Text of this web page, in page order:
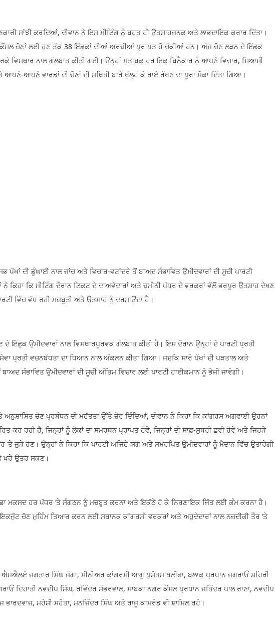
ਸਾਂਝੀ ਕਰਦਿਆਂ, ਦੀਵਾਨ ਨੇ ਇਸ ਮੀਟਿੰਗ ਨੂੰ ਬਹੁਤ ਹੀ ਉਤਸ਼ਾਹਜਨਕ ਅਤੇ ਲਾਭਦਾਇਕ ਕਰਾਰ ਦਿੱਤਾ।
ਕੌਂਸਲ ਚੋਣਾਂ ਲਈ ਹੁਣ ਤੱਕ 38 ਇੱਛੁਕਾਂ ਦੀਆਂ ਅਰਜ਼ੀਆਂ ਪ੍ਰਾਪਤ ਹੋ ਚੁੱਕੀਆਂ ਹਨ। ਅੱਜ ਚੋਣ ਲੜਨ ਦੇ ਇੱਛੁਕ
ਵਿਸਥਾਰ ਨਾਲ ਗੱਲਬਾਤ ਕੀਤੀ ਗਈ। ਉਨ੍ਹਾਂ ਮੁਤਾਬਕ ਹਰ ਇਕ ਬਿਨੈਕਾਰ ਨੂੰ ਆਪਣੇ ਵਿਚਾਰ, ਸਿਆਸੀ
ਆਪਣੇ ਵਾਰਡਾਂ ਦੀ ਚੋਣਾਂ ਦੀ ਸਥਿਤੀ ਬਾਰੇ ਖੁੱਲ੍ਹ ਕੇ ਰਾਏ ਰੱਖਣ ਦਾ ਪੂਰਾ ਮੌਕਾ ਦਿੱਤਾ ਗਿਆ।
ਪੱਖਾਂ ਦੀ ਡੂੰਘਾਈ ਨਾਲ ਜਾਂਚ ਅਤੇ ਵਿਚਾਰ-ਵਟਾਂਦਰੇ ਤੋਂ ਬਾਅਦ ਸੰਭਾਵਿਤ ਉਮੀਦਵਾਰਾਂ ਦੀ ਸੂਚੀ ਪਾਰਟੀ
ਨੇ ਕਿਹਾ ਕਿ ਮੀਟਿੰਗ ਦੌਰਾਨ ਟਿਕਟ ਦੇ ਦਾਅਵੇਦਾਰਾਂ ਅਤੇ ਜ਼ਮੀਨੀ ਪੱਧਰ ਦੇ ਵਰਕਰਾਂ ਵੱਲੋਂ ਭਰਪੂਰ ਉਤਸ਼ਾਹ ਦੇਖਣ
ਵਿੱਚ ਵੱਧ ਰਹੀ ਮਜ਼ਬੂਤੀ ਅਤੇ ਉਤਸਾਹ ਨੂੰ ਦਰਸਾਉਂਦਾ ਹੈ।
ਦੇ ਇੱਛੁਕ ਉਮੀਦਵਾਰਾਂ ਨਾਲ ਵਿਸਥਾਰਪੂਰਵਕ ਗੱਲਬਾਤ ਕੀਤੀ ਹੈ। ਇਸ ਦੌਰਾਨ ਉਨ੍ਹਾਂ ਦੇ ਪਾਰਟੀ ਪ੍ਰਤੀ
ਪ੍ਰਤੀ ਵਚਨਬੱਧਤਾ ਦਾ ਧਿਆਨ ਨਾਲ ਅੰਕਲਨ ਕੀਤਾ ਗਿਆ। ਜਦਕਿ ਸਾਰੇ ਪੱਖਾਂ ਦੀ ਪੜਤਾਲ ਅਤੇ
ਸੰਭਾਵਿਤ ਉਮੀਦਵਾਰਾਂ ਦੀ ਸੂਚੀ ਅੰਤਿਮ ਵਿਚਾਰ ਲਈ ਪਾਰਟੀ ਹਾਈਕਮਾਨ ਨੂੰ ਭੇਜੀ ਜਾਵੇਗੀ।
ਚੋਣ ਪ੍ਰਬੰਧਨ ਦੀ ਮਹੱਤਤਾ ਉੱਤੇ ਜ਼ੋਰ ਦਿੰਦਿਆਂ, ਦੀਵਾਨ ਨੇ ਕਿਹਾ ਕਿ ਕਾਂਗਰਸ ਅਗਵਾਈ ਉਹਨਾਂ
ਕਰ ਰਹੀ ਹੈ, ਜਿਨ੍ਹਾਂ ਨੂੰ ਲੋਕਾਂ ਦਾ ਸਮਰਥਨ ਪ੍ਰਾਪਤ ਹੋਵੇ, ਜਿਨ੍ਹਾਂ ਦੀ ਸਾਫ਼-ਸੁਥਰੀ ਛਵੀ ਹੋਵੇ ਅਤੇ ਜਿਹੜੇ
‘ਤੇ ਜੁੜੇ ਹੋਣ। ਉਨ੍ਹਾਂ ਨੇ ਕਿਹਾ ਕਿ ਪਾਰਟੀ ਅਜਿਹੇ ਯੋਗ ਅਤੇ ਸਮਰਪਿਤ ਉਮੀਦਵਾਰਾਂ ਨੂੰ ਮੈਦਾਨ ਵਿੱਚ ਉਤਾਰੇਗੀ
ਖਰੇ ਉਤਰ ਸਕਣ।
ਮਕਸਦ ਹਰ ਪੱਧਰ ‘ਤੇ ਸੰਗਠਨ ਨੂੰ ਮਜ਼ਬੂਤ ਕਰਨਾ ਅਤੇ ਇਕੱਠੇ ਹੋ ਕੇ ਨਿਰਣਾਇਕ ਜਿੱਤ ਲਈ ਕੰਮ ਕਰਨਾ ਹੈ।
ਚੋਣ ਮੁਹਿੰਮ ਤਿਆਰ ਕਰਨ ਲਈ ਸਥਾਨਕ ਕਾਂਗਰਸੀ ਵਰਕਰਾਂ ਅਤੇ ਅਹੁਦੇਦਾਰਾਂ ਨਾਲ ਨਜ਼ਦੀਕੀ ਤੌਰ ‘ਤੇ
ਜਗਤਾਰ ਸਿੰਘ ਜੱਗਾ, ਸੀਨੀਅਰ ਕਾਂਗਰਸੀ ਆਗੂ ਪੁਸ਼ੋਤਮ ਖਲੀਫਾ, ਬਲਾਕ ਪ੍ਰਧਾਨ ਜਗਰਾਓਂ ਸ਼ਹਿਰੀ
ਦਿਹਾਤੀ ਨਵਦੀਪ ਸਿੰਘ, ਰਵਿੰਦਰ ਸੱਭਰਵਾਲ, ਸਾਬਕਾ ਨਗਰ ਕੌਂਸਲ ਪ੍ਰਧਾਨ ਜਤਿੰਦਰ ਪਾਲ ਰਾਣਾ, ਨਵਦੀਪ
ਮਹੇਸ਼ੀ ਸਹੋਤਾ, ਮਨਜਿੰਦਰ ਸਿੰਘ ਅਤੇ ਰਾਜੂ ਕਾਮਰੇਡ ਵੀ ਸ਼ਾਮਿਲ ਰਹੇ।